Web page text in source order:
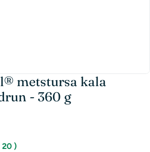
metstursa kala
- 360 g
20 )